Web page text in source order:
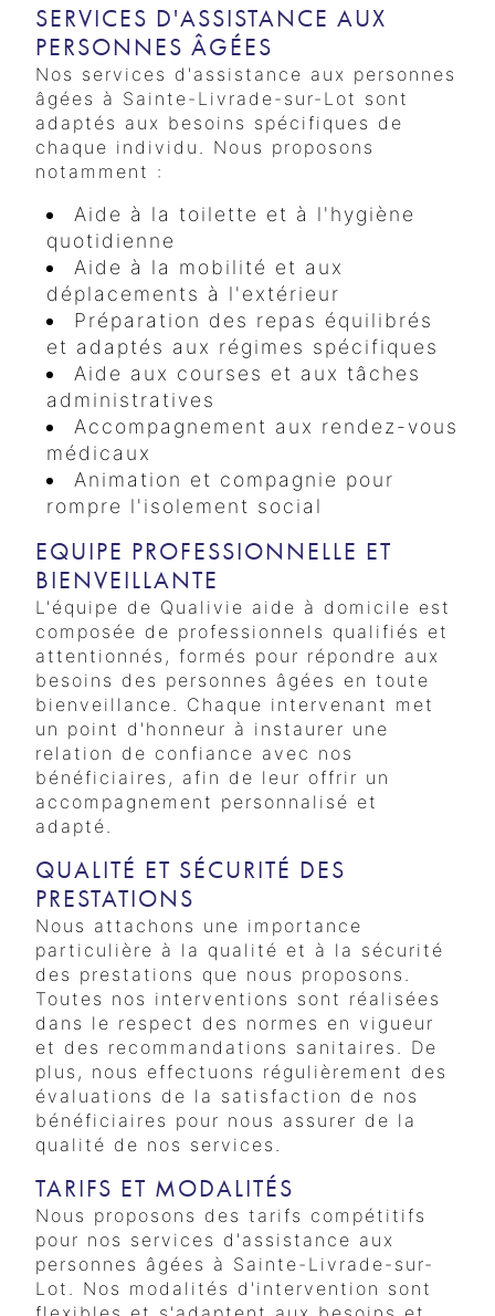
SERVICES D'ASSISTANCE AUX
PERSONNES ÂGÉES
Nos services d'assistance aux personnes
âgées à Sainte-Livrade-sur-Lot sont
adaptés aux besoins spécifiques de
chaque individu. Nous proposons
notamment :
Aide à la toilette et à l'hygiène
quotidienne
Aide à la mobilité et aux
déplacements à l'extérieur
Préparation des repas équilibrés
et adaptés aux régimes spécifiques
Aide aux courses et aux tâches
administratives
Accompagnement aux rendez-vous
médicaux
Animation et compagnie pour
rompre l'isolement social
EQUIPE PROFESSIONNELLE ET
BIENVEILLANTE
L'équipe de Qualivie aide à domicile est
composée de professionnels qualifiés et
attentionnés, formés pour répondre aux
besoins des personnes âgées en toute
bienveillance. Chaque intervenant met
un point d'honneur à instaurer une
relation de confiance avec nos
bénéficiaires, afin de leur offrir un
accompagnement personnalisé et
adapté.
QUALITÉ ET SÉCURITÉ DES
PRESTATIONS
Nous attachons une importance
particulière à la qualité et à la sécurité
des prestations que nous proposons.
Toutes nos interventions sont réalisées
dans le respect des normes en vigueur
et des recommandations sanitaires. De
plus, nous effectuons régulièrement des
évaluations de la satisfaction de nos
bénéficiaires pour nous assurer de la
qualité de nos services.
TARIFS ET MODALITÉS
Nous proposons des tarifs compétitifs
pour nos services d'assistance aux
personnes âgées à Sainte-Livrade-sur-
Lot. Nos modalités d'intervention sont